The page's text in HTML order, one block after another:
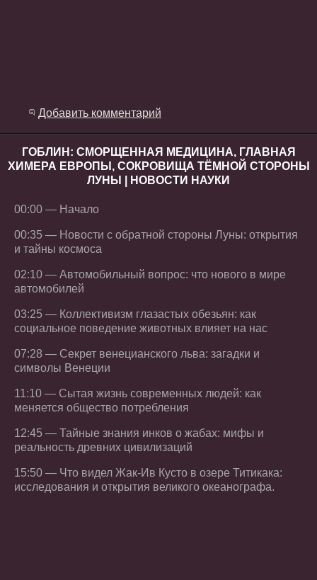
Добавить комментарий
ГОБЛИН: СМОРЩЕННАЯ МЕДИЦИНА, ГЛАВНАЯ
ХИМЕРА ЕВРОПЫ, СОКРОВИЩА ТЁМНОЙ СТОРОНЫ
ЛУНЫ | НОВОСТИ НАУКИ
00:00 — Начало
00:35 — Новости с обратной стороны Луны: открытия
и тайны космоса
02:10 — Автомобильный вопрос: что нового в мире
автомобилей
03:25 — Коллективизм глазастых обезьян: как
социальное поведение животных влияет на нас
07:28 — Секрет венецианского льва: загадки и
символы Венеции
11:10 — Сытая жизнь современных людей: как
меняется общество потребления
12:45 — Тайные знания инков о жабах: мифы и
реальность древних цивилизаций
15:50 — Что видел Жак-Ив Кусто в озере Титикака:
исследования и открытия великого океанографа.